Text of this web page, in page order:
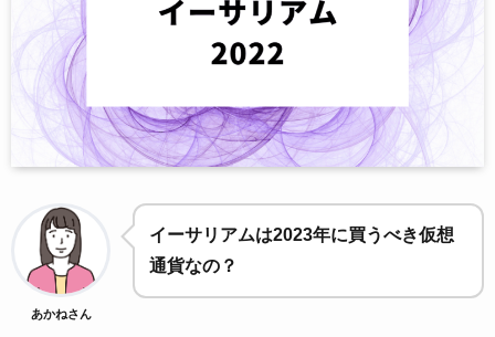
あかねさん
イーサリアムは2023年に買うべき仮想
通貨なの？